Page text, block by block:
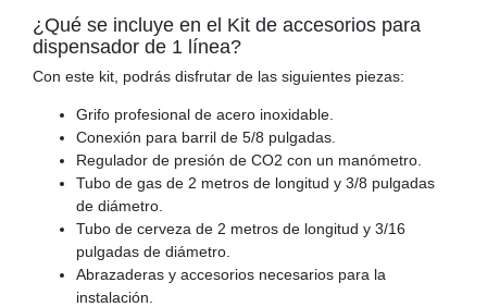
¿Qué se incluye en el Kit de accesorios para
dispensador de 1 línea?
Con este kit, podrás disfrutar de las siguientes piezas:
Grifo profesional de acero inoxidable.
Conexión para barril de 5/8 pulgadas.
Regulador de presión de CO2 con un manómetro.
Tubo de gas de 2 metros de longitud y 3/8 pulgadas
de diámetro.
Tubo de cerveza de 2 metros de longitud y 3/16
pulgadas de diámetro.
Abrazaderas y accesorios necesarios para la
instalación.